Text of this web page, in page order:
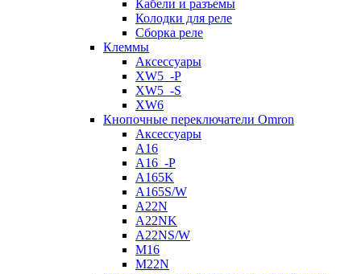
Кабели и разъемы
Колодки для реле
Сборка реле
Клеммы
Аксессуары
XW5_-P
XW5_-S
XW6
Кнопочные переключатели Omron
Аксессуары
A16
A16_-P
A165K
A165S/W
A22N
A22NK
A22NS/W
M16
M22N